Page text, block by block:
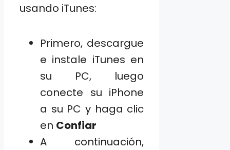
usando iTunes:
Primero, descargue
e instale iTunes en
su PC, luego
conecte su iPhone
a su PC y haga clic
en Confiar
A continuación,